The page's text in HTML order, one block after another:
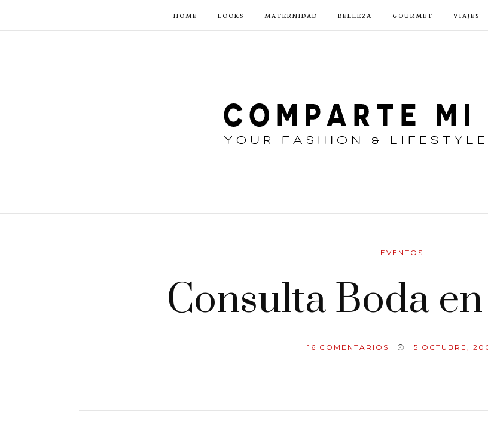
HOME LOOKS MATERNIDAD BELLEZA GOURMET VIAJES
EVENTOS
Consulta Boda
16 COMENTARIOS 5 OCTUBRE,